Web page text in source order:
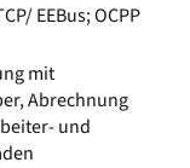
EEBus; OCPP
mit
Abrechnung
und